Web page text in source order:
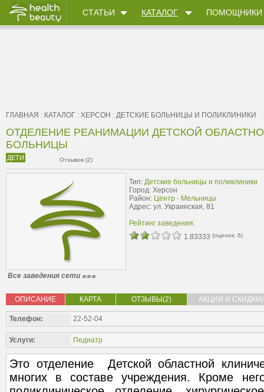
СТАТЬИ КАТАЛОГ ПОМОЩНИКИ
ГЛАВНАЯ : КАТАЛОГ : ХЕРСОН : ДЕТСКИЕ БОЛЬНИЦЫ И ПОЛИКЛИНИКИ
ОТДЕЛЕНИЕ РЕАНИМАЦИИ ДЕТСКОЙ
БОЛЬНИЦЫ
ДЕТИ Отзывов (2)
Тип: Детские больницы и поликлиники
Город: Херсон
Район: Центр - Мельницы
Адрес: ул. Украинская, 81
Рейтинг заведения:
1.83333 (оценок: 6)
Все заведения сети
ОПИСАНИЕ КАРТА ОТЗЫВЫ(2) АКЦИИ И
Телефон: 22-52-04
Услуги: Педиатр
Это отделение Детской областной
многих в составе учреждения. Кроме